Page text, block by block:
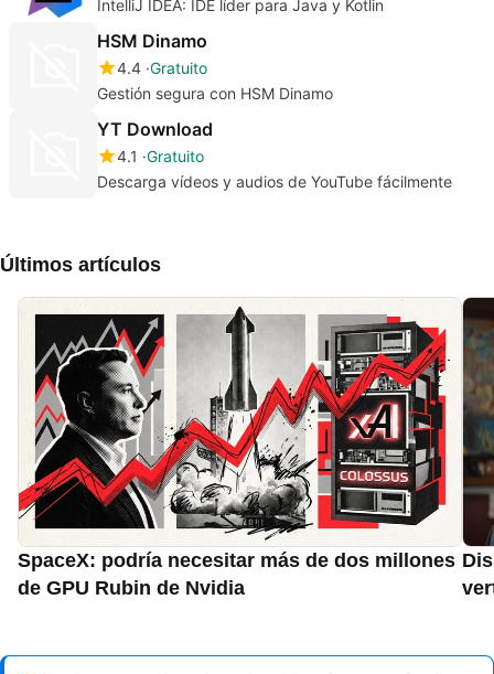
IntelliJ IDEA: IDE líder para Java y Kotlin
HSM Dinamo
4.4 Gratuito
Gestión segura con HSM Dinamo
YT Download
4.1 Gratuito
Descarga vídeos y audios de YouTube fácilmente
Últimos artículos
SpaceX: podría necesitar más de dos millones
de GPU Rubin de Nvidia